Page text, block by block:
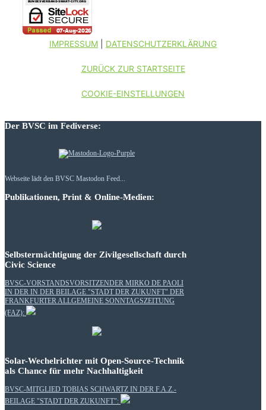
IMPRESSUM DATENSCHUTZERKLÄRUNG
ZURÜCK ZUR STARTSEITE
COOKIE-EINSTELLUNGEN
Der BVSC im Fediverse:
Webseite lädt den BVSC Mastodon Feed...
Publikationen, Print & Online-Medien:
Selbstermächtigung der Zivilgesellschaft durch
Civic Science
BVSC-VORSTANDSVORSITZENDER MIRKO DE PAOLI
IN DER IN DER BEILAGE "STADT DER ZUKUNFT" DER
FRANKFURTER ALLGEMEINE SONNTAGSZEITUNG
(FAZ):
Solar-Wechelrichter mit Open-Source-Technik
als Chance für mehr Nachhaltigkeit
BVSC-MITGLIED TOBIAS SCHWARTZ IN DER F.A.Z.-
BEILAGE "STADT DER ZUKUNFT":